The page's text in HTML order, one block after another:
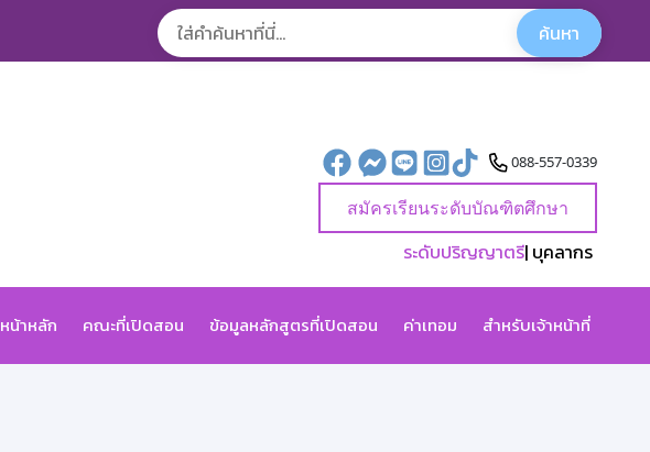
088-557-0339
สมัครเรียนระดับบัณฑิตศึกษา
ระดับปริญญาตรี| บุคลากร
หน้าหลัก คณะที่เปิดสอน ข้อมูลหลักสูตรที่เปิดสอน ค่าเทอม สำหรับเจ้าหน้าที่